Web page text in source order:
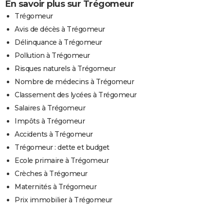
En savoir plus sur Trégomeur
Trégomeur
Avis de décès à Trégomeur
Délinquance à Trégomeur
Pollution à Trégomeur
Risques naturels à Trégomeur
Nombre de médecins à Trégomeur
Classement des lycées à Trégomeur
Salaires à Trégomeur
Impôts à Trégomeur
Accidents à Trégomeur
Trégomeur : dette et budget
Ecole primaire à Trégomeur
Crèches à Trégomeur
Maternités à Trégomeur
Prix immobilier à Trégomeur